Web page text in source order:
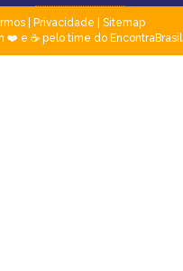
| Privacidade
Sitemap
❤️ e ☕ pelo time do EncontraBrasil